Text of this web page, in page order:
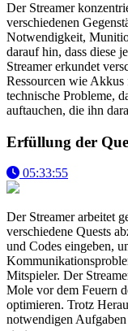
Der Streamer
verschiedenen
Notwendigkeit,
darauf hin, dass diese
Streamer erkundet
Ressourcen wie
technische Probleme,
auftauchen, die ihn
Erfüllung der
05:33:55
Der Streamer arbeitet
verschiedene Quests
und Codes eingeben,
Mitspieler. Der
Mole vor dem Feuern
optimieren. Trotz
notwendigen